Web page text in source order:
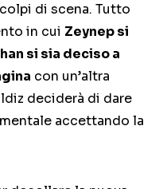
di scena. Tutto
in cui Zeynep si
si sia deciso a
con un’altra
deciderà di dare
accettando la